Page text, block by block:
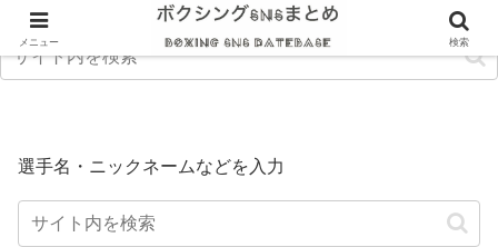
選手名・ニックネームなどを入力
メニュー 検索